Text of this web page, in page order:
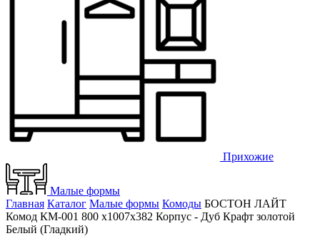
Прихожие
Малые формы
Главная Каталог Малые формы Комоды БОСТОН ЛАЙТ
Комод КМ-001 800 х1007х382 Корпус - Дуб Крафт золотой
Белый (Гладкий)